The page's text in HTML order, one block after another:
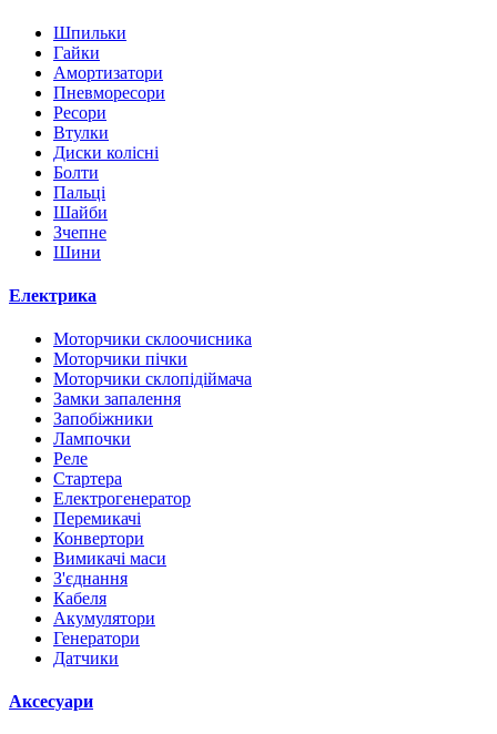
Шпильки
Гайки
Амортизатори
Пневморесори
Ресори
Втулки
Диски колісні
Болти
Пальці
Шайби
Зчепне
Шини
Електрика
Моторчики склоочисника
Моторчики пічки
Моторчики склопідіймача
Замки запалення
Запобіжники
Лампочки
Реле
Стартера
Електрогенератор
Перемикачі
Конвертори
Вимикачі маси
З'єднання
Кабеля
Акумулятори
Генератори
Датчики
Аксесуари